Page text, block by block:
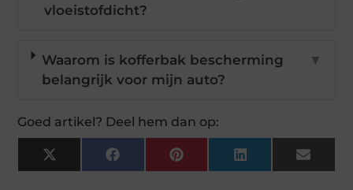
vloeistofdicht?
Waarom is kofferbak bescherming
belangrijk voor mijn auto?
▼
Goed artikel? Deel hem dan op:
X
(Twitter)
FacebookPinterestLinkedInEmail